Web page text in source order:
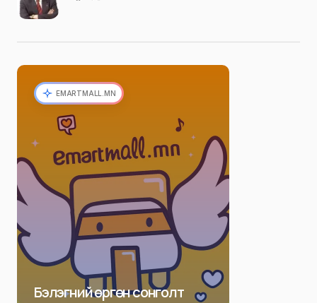
EMARTMALL.MN
Бэлэгний өргөн сонголт